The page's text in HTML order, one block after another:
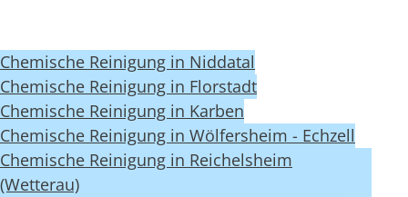
Chemische Reinigung in Niddatal
Chemische Reinigung in Florstadt
Chemische Reinigung in Karben
Chemische Reinigung in Wölfersheim - Echzell
Chemische Reinigung in Reichelsheim
(Wetterau)